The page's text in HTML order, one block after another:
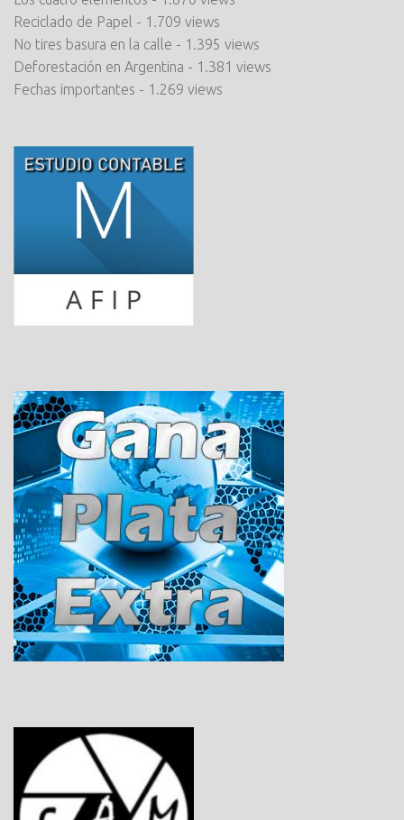
Reciclado de Papel - 1.709 views
No tires basura en la calle - 1.395 views
Deforestación en Argentina - 1.381 views
Fechas importantes - 1.269 views